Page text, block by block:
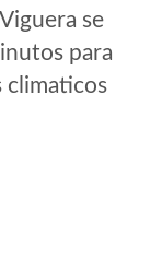
se
para
climaticos